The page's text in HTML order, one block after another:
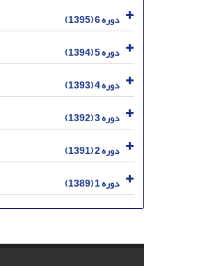
دوره 6 (1395)
دوره 5 (1394)
دوره 4 (1393)
دوره 3 (1392)
دوره 2 (1391)
دوره 1 (1389)